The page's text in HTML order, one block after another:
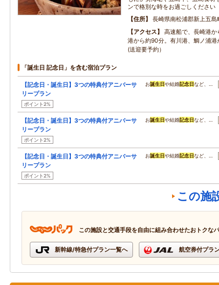
ンで格別な時をお過ごしください
住所
長崎県南松浦郡新上五
アクセス
高速船で、長崎港
港から約90分。有川港、鯛ノ浦
(送迎要予約）
「誕生日 記念日」を含む宿泊プラン
【記念日・誕生日】3つの特典付アニバーサ
リープラン
ポイント2%
お誕生日や結婚記念日など、…
【記念日・誕生日】3つの特典付アニバーサ
リープラン
ポイント2%
お誕生日や結婚記念日など、…
【記念日・誕生日】3つの特典付アニバーサ
リープラン
ポイント2%
お誕生日や結婚記念日など、…
この施
この施設と交通手段を自由に組み合わせたおトクな
新幹線/特急付プラン一覧へ 航空券付プラ